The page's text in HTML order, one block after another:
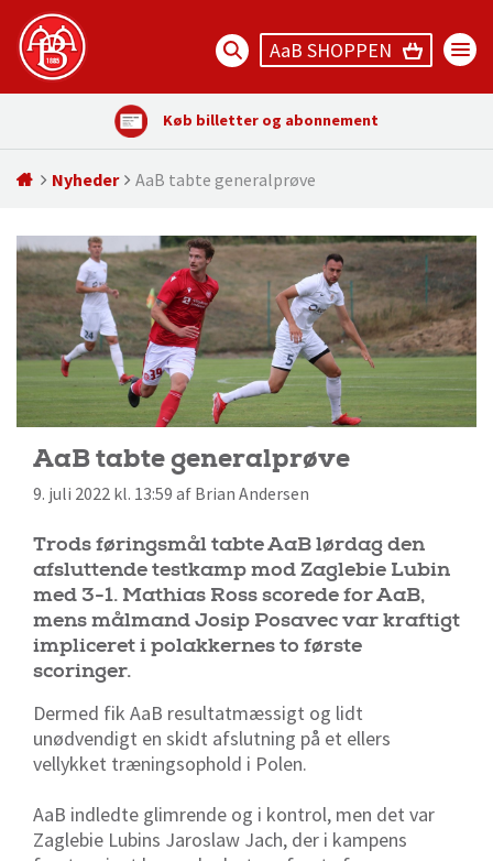
AaB SHOPPEN
Køb billetter og abonnement
Nyheder AaB tabte generalprøve
AaB tabte generalprøve
9. juli 2022 kl. 13:59 af Brian Andersen
Trods føringsmål tabte AaB lørdag den
afsluttende testkamp mod Zaglebie Lubin
med 3-1. Mathias Ross scorede for AaB,
mens målmand Josip Posavec var kraftigt
impliceret i polakkernes to første
scoringer.
Dermed fik AaB resultatmæssigt og lidt
unødvendigt en skidt afslutning på et ellers
vellykket træningsophold i Polen.
AaB indledte glimrende og i kontrol, men det var
Zaglebie Lubins Jaroslaw Jach, der i kampens